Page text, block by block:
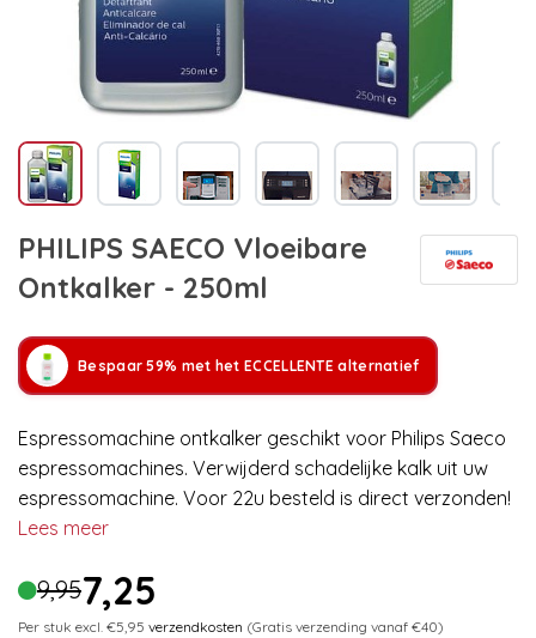
PHILIPS SAECO Vloeibare
Ontkalker - 250ml
Bespaar 59% met het ECCELLENTE alternatief
Espressomachine ontkalker geschikt voor Philips Saeco
espressomachines. Verwijderd schadelijke kalk uit uw
espressomachine. Voor 22u besteld is direct verzonden!
Lees meer
9,957,25
Per stuk excl. €5,95 verzendkosten (Gratis verzending vanaf €40)